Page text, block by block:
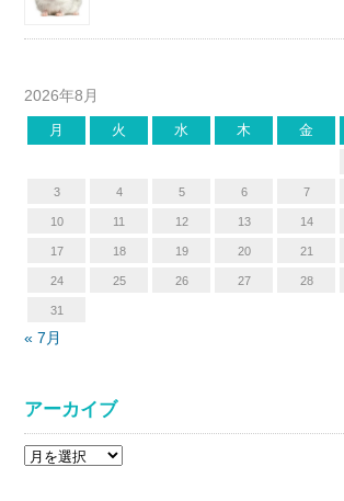
2026年8月
月 火 水 木 金
3 4 5 6 7
10 11 12 13 14
17 18 19 20 21
24 25 26 27 28
31
« 7月
アーカイブ
ア